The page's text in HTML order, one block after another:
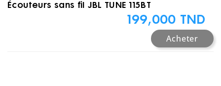
Écouteurs sans fil JBL TUNE 115BT
199,000 TND
Acheter